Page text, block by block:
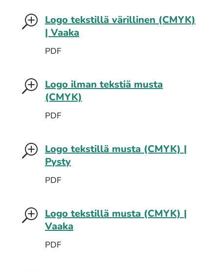
T Logo tekstillä värillinen (CMYK)
| Vaaka
PDF
T Logo ilman tekstiä musta
(CMYK)
PDF
T Logo tekstillä musta (CMYK) |
Pysty
PDF
T Logo tekstillä musta (CMYK) |
Vaaka
PDF